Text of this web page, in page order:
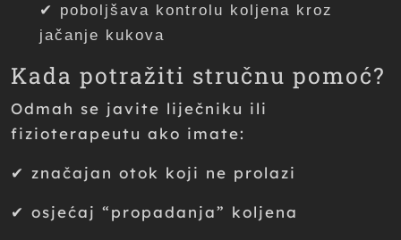
✔ poboljšava kontrolu koljena kroz
jačanje kukova
Kada potražiti stručnu pomoć?
Odmah se javite liječniku ili
fizioterapeutu ako imate:
✔ značajan otok koji ne prolazi
✔ osjećaj “propadanja” koljena